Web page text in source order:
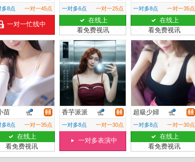
多8点 一对一45点
一对一忙线中
一对多6点 一对一25点
在线上
看免费视讯
一对多8点 一对一35点
在线上
看免费视讯
苗
多8点 一对一35点
在线上
看免费视讯
香芋派派
一对多8点 一对一30点
一对多表演中
超級少婦
一对多8点 一对一30点
在线上
看免费视讯